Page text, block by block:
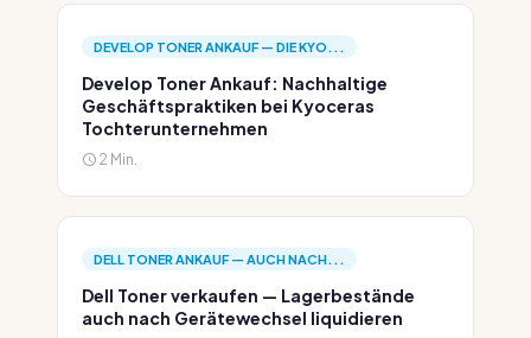
DEVELOP TONER ANKAUF — DIE KYO...
Develop Toner Ankauf: Nachhaltige
Geschäftspraktiken bei Kyoceras
Tochterunternehmen
2 Min.
DELL TONER ANKAUF — AUCH NACH...
Dell Toner verkaufen — Lagerbestände
auch nach Gerätewechsel liquidieren